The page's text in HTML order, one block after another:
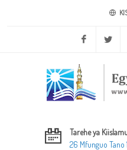
Facebook
Tarehe ya
26 Mfunguo Tano